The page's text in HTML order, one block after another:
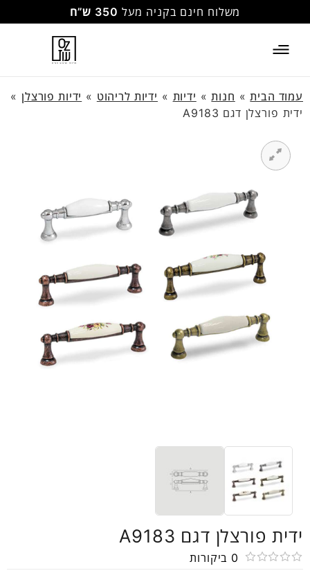
משלוח חינם בקניה מעל 350 ש”ח
עמוד הבית» חנות» ידיות » ידיות לריהוט » ידיות פורצלן»
ידית פורצלן דגם A9183
ידית פורצלן דגם A9183
0 ביקורות